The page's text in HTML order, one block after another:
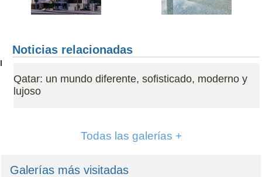
Noticias relacionadas
Qatar: un mundo diferente, sofisticado, moderno y
lujoso
Todas las galerías +
Galerías más visitadas